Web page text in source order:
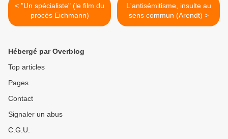
< "Un spécialiste" (le film du
procès Eichmann)
L'antisémitisme, insulte au
sens commun (Arendt) >
Hébergé par Overblog
Top articles
Pages
Contact
Signaler un abus
C.G.U.